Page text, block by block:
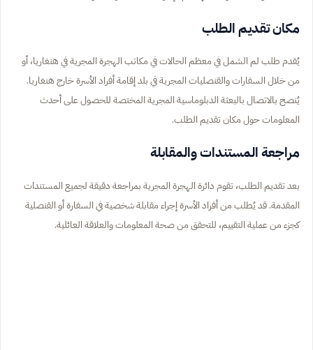
مكان تقديم الطلب
يُقدم طلب لم الشمل في معظم الحالات في مكاتب الهجرة المجرية في هنغاريا، أو
من خلال السفارات والقنصليات المجرية في بلد إقامة أفراد الأسرة خارج هنغاريا.
يُنصح بالاتصال بالبعثة الدبلوماسية المجرية المختصة للحصول على أحدث
المعلومات حول مكان تقديم الطلب.
مراجعة المستندات والمقابلة
بعد تقديم الطلب، تقوم دائرة الهجرة المجرية بمراجعة دقيقة لجميع المستندات
المقدمة. قد يُطلب من أفراد الأسرة إجراء مقابلة شخصية في السفارة أو القنصلية
كجزء من عملية التقييم، للتحقق من صحة المعلومات والعلاقة العائلية.